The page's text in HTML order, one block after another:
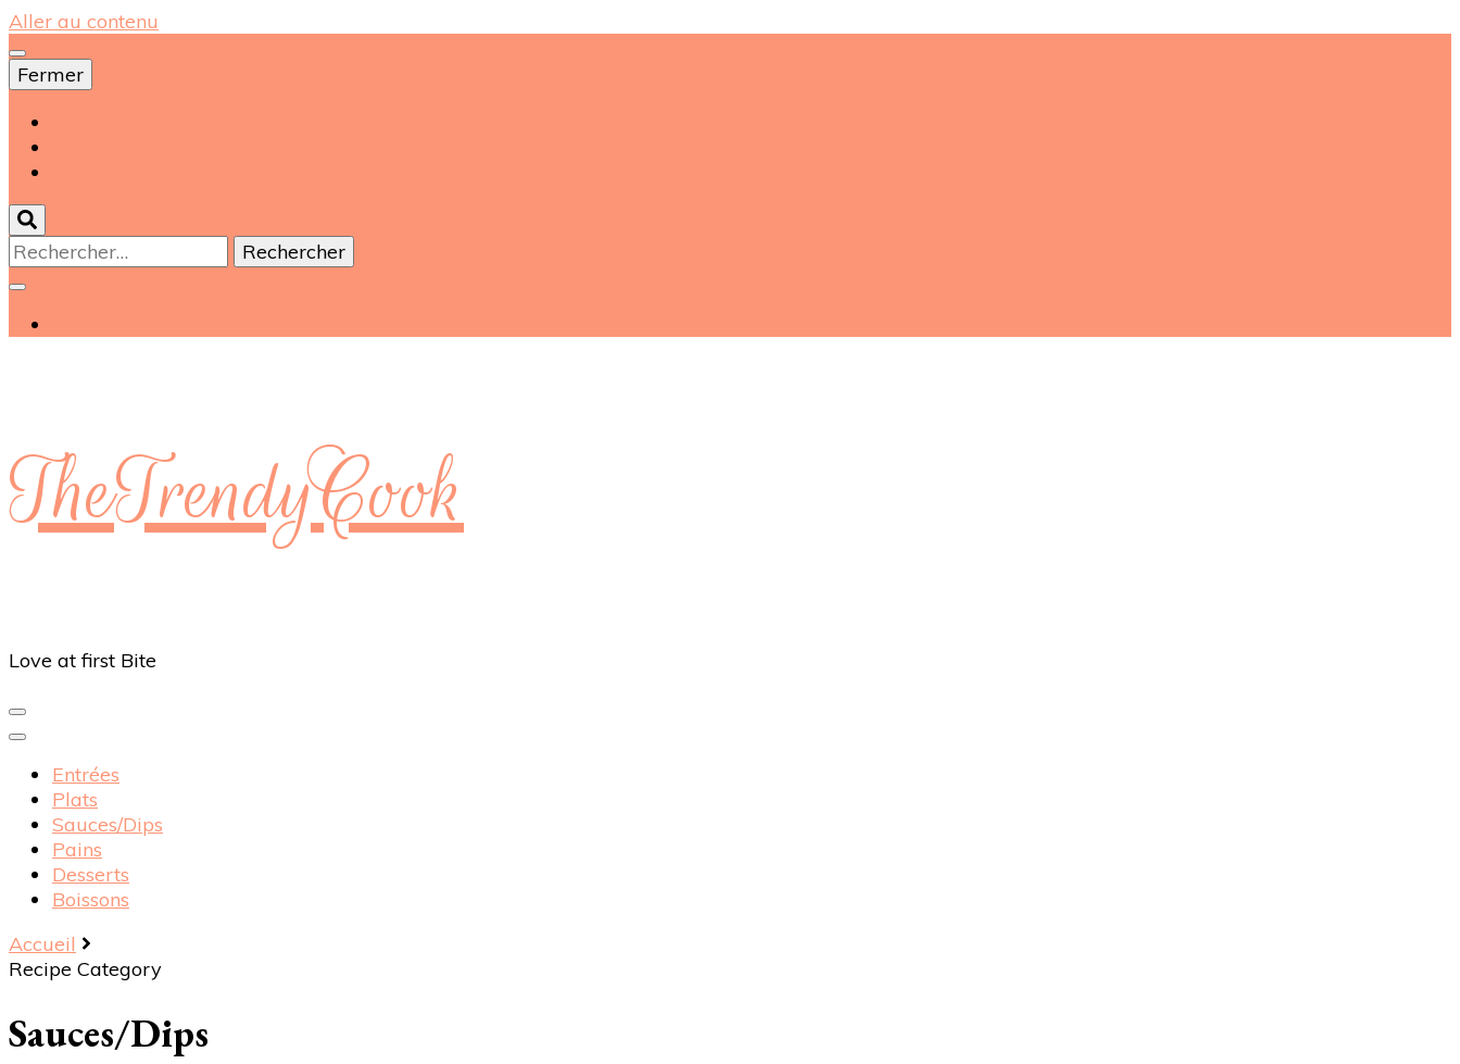
Aller au contenu
Fermer
Rechercher :
TheTrendyCook
Love at first Bite
Entrées
Plats
Sauces/Dips
Pains
Desserts
Boissons
Accueil
Recipe Category
Sauces/Dips